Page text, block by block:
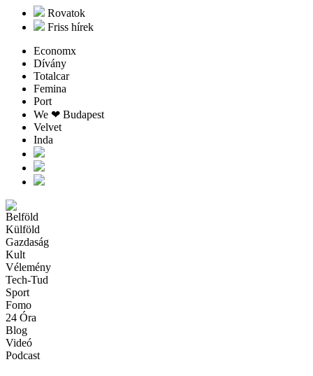
Rovatok
Friss hírek
Economx
Dívány
Totalcar
Femina
Port
We ❤︎ Budapest
Velvet
Inda
Belföld
Külföld
Gazdaság
Kult
Vélemény
Tech-Tud
Sport
Fomo
24 Óra
Blog
Videó
Podcast